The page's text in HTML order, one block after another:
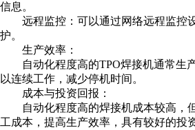
信息。
远程监控：可以通过网络远程监控
护。
生产效率：
自动化程度高的TPO焊接机通常生
以连续工作，减少停机时间。
成本与投资回报：
自动化程度高的焊接机成本较高，
工成本，提高生产效率，具有较好的投